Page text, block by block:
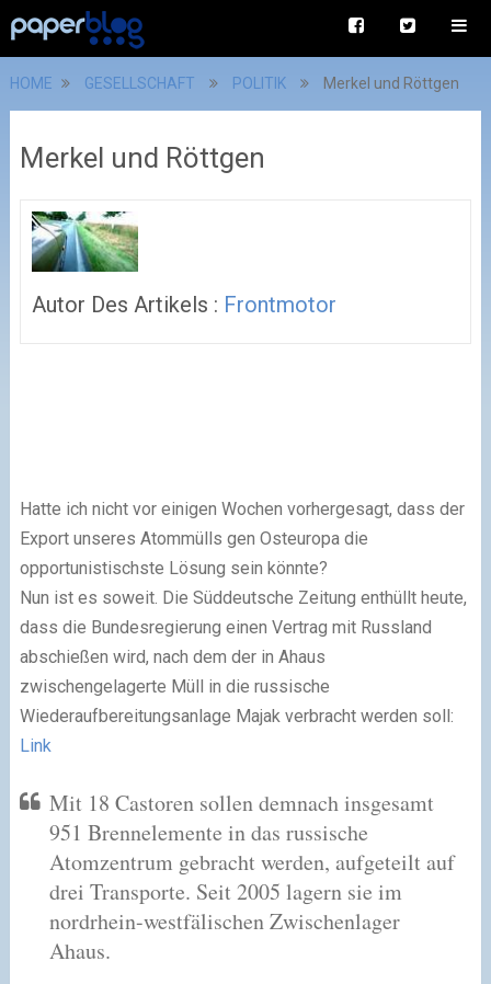
HOME GESELLSCHAFT POLITIK Merkel und Röttgen
Merkel und Röttgen
Autor Des Artikels : Frontmotor
Hatte ich nicht vor einigen Wochen vorhergesagt, dass der
Export unseres Atommülls gen Osteuropa die
opportunistischste Lösung sein könnte?
Nun ist es soweit. Die Süddeutsche Zeitung enthüllt heute,
dass die Bundesregierung einen Vertrag mit Russland
abschießen wird, nach dem der in Ahaus
zwischengelagerte Müll in die russische
Wiederaufbereitungsanlage Majak verbracht werden soll:
Link
Mit 18 Castoren sollen demnach insgesamt
951 Brennelemente in das russische
Atomzentrum gebracht werden, aufgeteilt auf
drei Transporte. Seit 2005 lagern sie im
nordrhein-westfälischen Zwischenlager
Ahaus.